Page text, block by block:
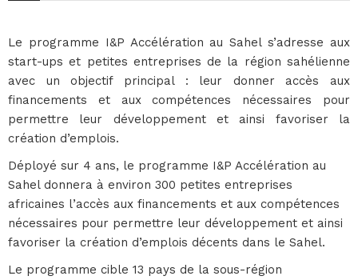
Le programme I&P Accélération au Sahel s’adresse aux
start-ups et petites entreprises de la région sahélienne
avec un objectif principal : leur donner accès aux
financements et aux compétences nécessaires pour
permettre leur développement et ainsi favoriser la
création d’emplois.
Déployé sur 4 ans, le programme I&P Accélération au
Sahel donnera à environ 300 petites entreprises
africaines l’accès aux financements et aux compétences
nécessaires pour permettre leur développement et ainsi
favoriser la création d’emplois décents dans le Sahel.
Le programme cible 13 pays de la sous-région